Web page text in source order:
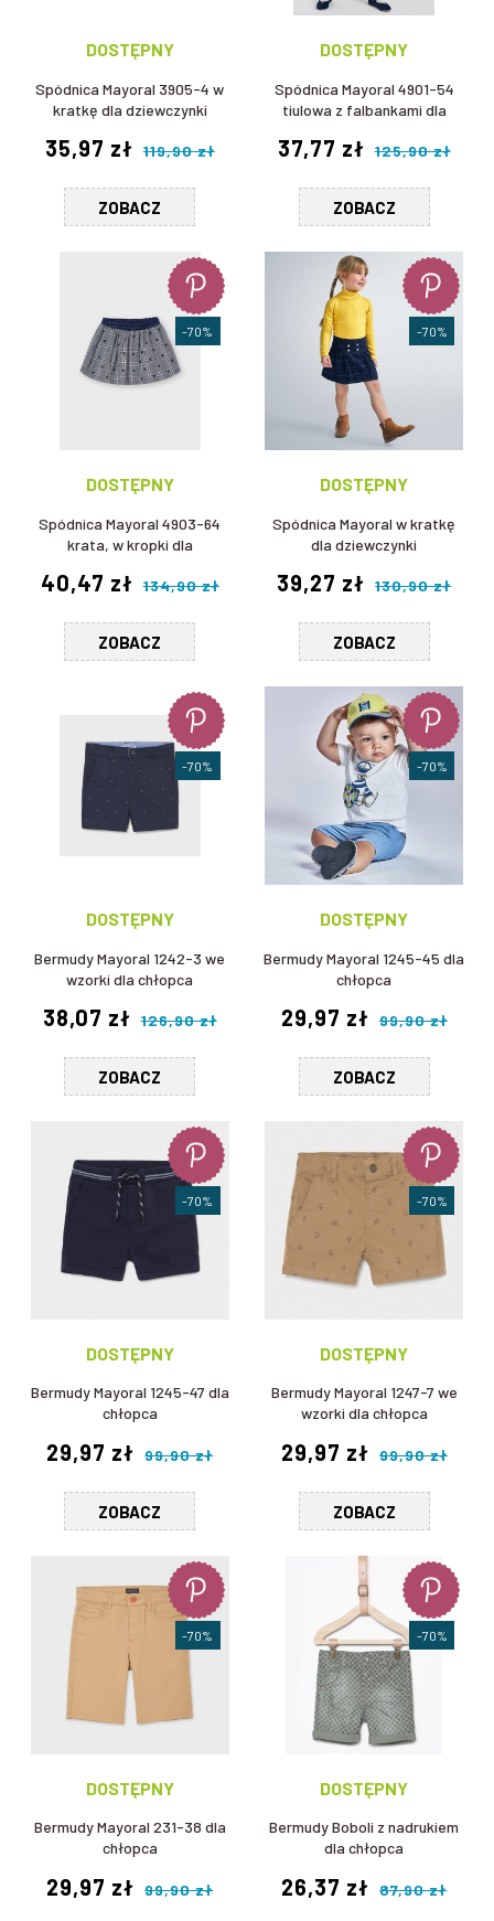
DOSTĘPNY
Spódnica Mayoral 3905-4 w
kratkę dla dziewczynki
35,97 zł 119,90 zł
ZOBACZ
DOSTĘPNY
Spódnica Mayoral 4901-54
tiulowa z falbankami dla
37,77 zł 125,90 zł
ZOBACZ
DOSTĘPNY
Spódnica Mayoral 4903-64
krata, w kropki dla
40,47 zł 134,90 zł
ZOBACZ
-70%
DOSTĘPNY
Spódnica Mayoral w kratkę
dla dziewczynki
39,27 zł 130,90 zł
ZOBACZ
-70%
DOSTĘPNY
Bermudy Mayoral 1242-3 we
wzorki dla chłopca
38,07 zł 126,90 zł
ZOBACZ
-70%
DOSTĘPNY
Bermudy Mayoral 1245-45 dla
chłopca
29,97 zł 99,90 zł
ZOBACZ
-70%
DOSTĘPNY
Bermudy Mayoral 1245-47 dla
chłopca
29,97 zł 99,90 zł
ZOBACZ
-70%
DOSTĘPNY
Bermudy Mayoral 1247-7 we
wzorki dla chłopca
29,97 zł 99,90 zł
ZOBACZ
-70%
DOSTĘPNY
Bermudy Mayoral 231-38 dla
chłopca
29,97 zł 99,90 zł
-70%
DOSTĘPNY
Bermudy Boboli z nadrukiem
dla chłopca
26,37 zł 87,90 zł
-70%